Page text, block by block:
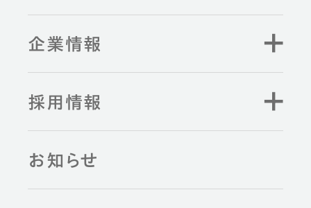
企業情報
採用情報
お知らせ